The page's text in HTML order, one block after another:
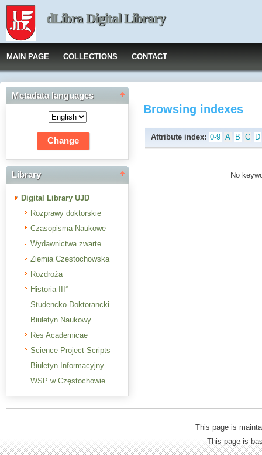
dLibra Digital Library
MAIN PAGE COLLECTIONS CONTACT
Metadata languages
Library
Digital Library UJD
Rozprawy doktorskie
Czasopisma Naukowe
Wydawnictwa zwarte
Ziemia Częstochowska
Rozdroża
Historia III°
Studencko-Doktorancki
Biuletyn Naukowy
Res Academicae
Science Project Scripts
Biuletyn Informacyjny
WSP w Częstochowie
Browsing indexes
Attribute index: 0-9 A B C D
No
This page is
This page is